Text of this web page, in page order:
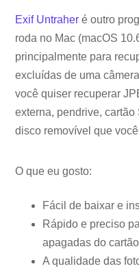
Exif Untraher é outro
roda no Mac (macOS
principalmente para
excluídas de uma
você quiser recuperar
externa, pendrive,
disco removível que
O que eu gosto:
Fácil de baixar e
Rápido e preciso
apagadas do
A qualidade das